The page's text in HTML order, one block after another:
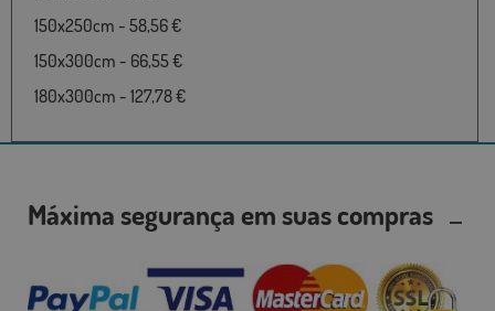
150x250cm - 58,56 €
150x300cm - 66,55 €
180x300cm - 127,78 €
Máxima segurança em suas compras